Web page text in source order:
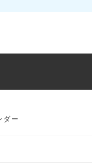
ダー